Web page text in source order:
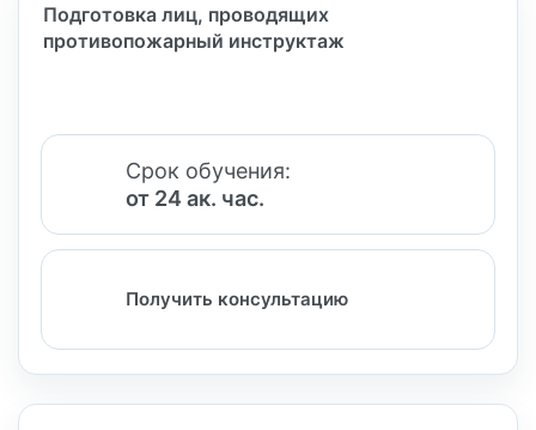
Подготовка лиц, проводящих
противопожарный инструктаж
Срок обучения:
от 24 ак. час.
Получить консультацию